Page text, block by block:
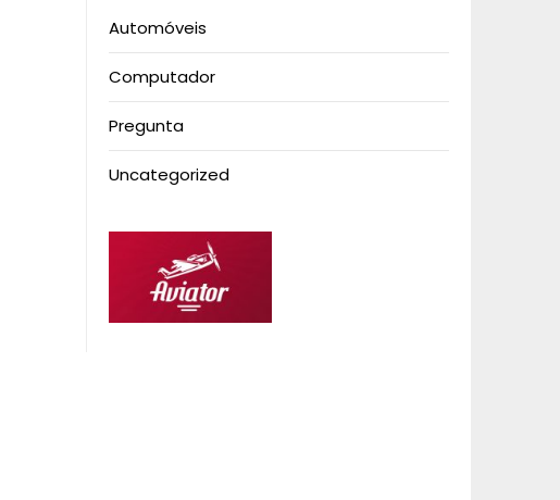
Automóveis
Computador
Pregunta
Uncategorized